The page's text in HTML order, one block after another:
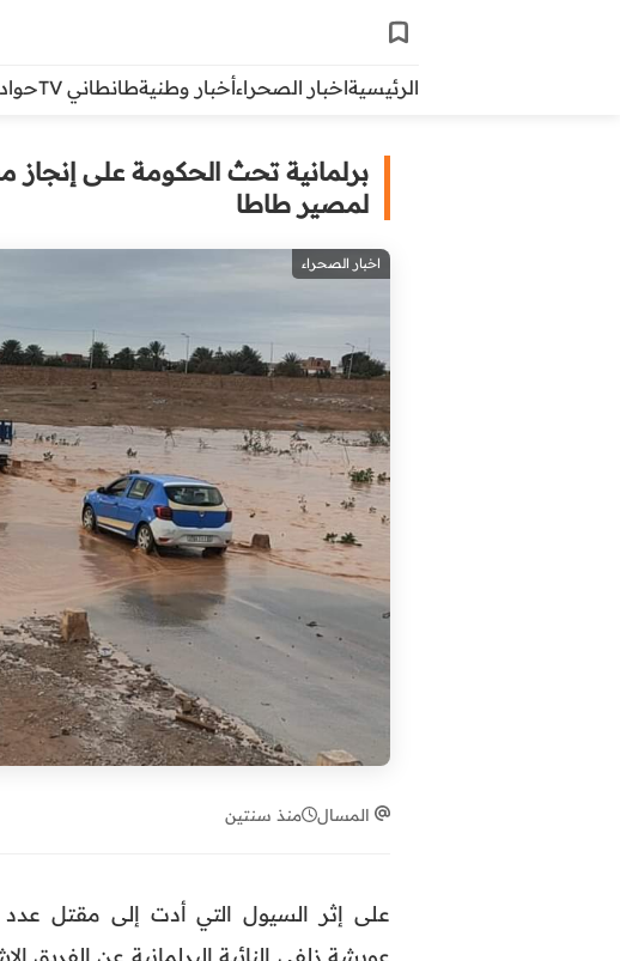
الرئيسيةاخبار الصحراءأخبار وطنيةطانطاني TV
برلمانية تحث الحكومة على
لمصير طاطا
اخبار الصحراء
المسال منذ سنتين
على إثر السيول التي أدت إلى مقتل
عويشة زلفى النائبة البرلمانية عن الفريق